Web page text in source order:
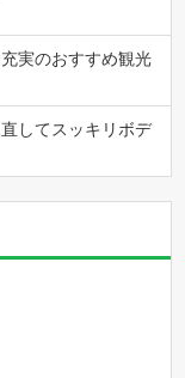
実のおすすめ観光
してスッキリボデ